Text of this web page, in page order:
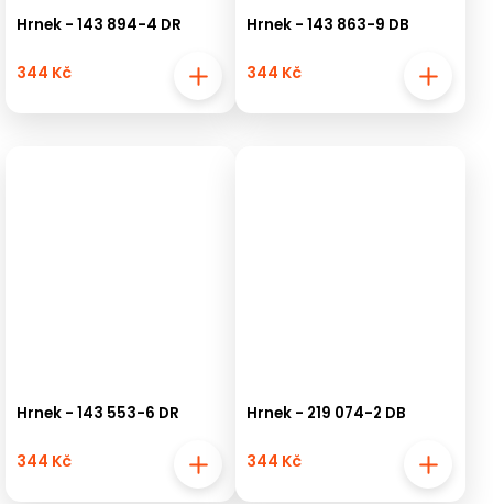
Hrnek - 143 894-4 DR
344 Kč
Hrnek - 143 863-9 DB
344 Kč
Hrnek - 143 553-6 DR
344 Kč
Hrnek - 219 074-2 DB
344 Kč